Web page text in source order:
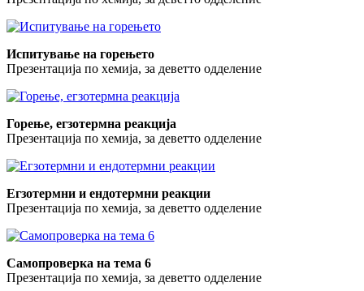
Испитување на горењето
Презентација по хемија, за деветто одделение
Горење, егзотермна реакција
Презентација по хемија, за деветто одделение
Егзотермни и ендотермни реакции
Презентација по хемија, за деветто одделение
Самопроверка на тема 6
Презентација по хемија, за деветто одделение